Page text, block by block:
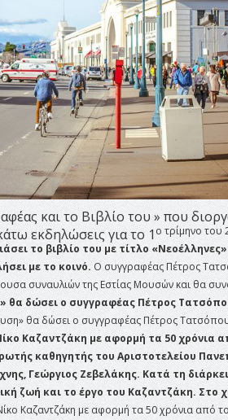
και το Βιβλίο του » που
εκδηλώσεις για το 1ο τρίμηνο του
το βιβλίο του με τίτλο
με το κοινό.Ο συγγραφέας Πέτρος
συναυλιών της Εστίας Μουσών και θα
θα δώσει ο συγγραφέας Πέτρος
θα δώσει ο συγγραφέας Πέτρος
Καζαντζάκη με αφορμή τα 50 χρόνια
καθηγητής του Αριστοτελείου
Γεώργιος Ζεβελάκης. Κατά τη
ζωή και το έργο του Καζαντζάκη. Στο
Καζαντζάκη με αφορμή τα 50 χρόνια από